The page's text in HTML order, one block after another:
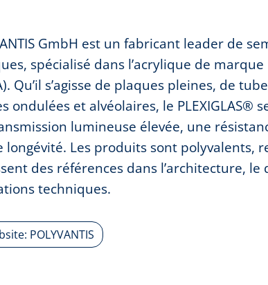
GmbH est un fabricant leader de
spécialisé dans l’acrylique de marque
Qu’il s’agisse de plaques pleines, de
ondulées et alvéolaires, le PLEXIGLAS®
lumineuse élevée, une
longévité. Les produits sont polyvalents,
des références dans l’architecture, le
techniques.
POLYVANTIS